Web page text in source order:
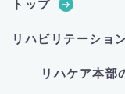
トップ
リハビリテーショ
リハケア本部